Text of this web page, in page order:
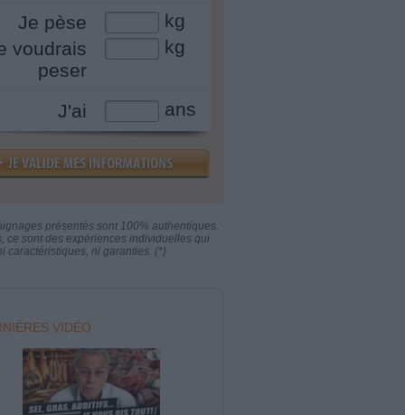
Je pèse
kg
voudrais
peser
kg
J'ai ans
présentés sont 100% authentiques.
ce sont des expériences individuelles qui
caractéristiques, ni garanties. (*)
VIDÉO